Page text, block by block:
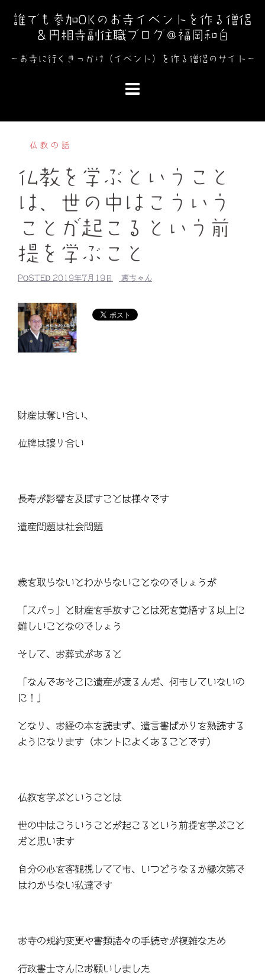
キ
誰でも参加OKのお寺イベントを作る僧侶
＆円相寺副住職ブログ＠福岡和白
～お寺に行くきっかけ（イベント）を作る僧侶のサイト～
仏教の話
仏教を学ぶということ
は、世の中はこういう
ことが起こるという前
提を学ぶこと
POSTED 2019年7月19日 裏ちゃん
財産は奪い合い、
位牌は譲り合い
長寿が影響を及ぼすことは様々です
遺産問題は社会問題
歳を取らないとわからないことなのでしょうが
「スパっ」と財産を手放すことは死を覚悟する以上に
難しいことなのでしょう
そして、お葬式があると
「なんであそこに遺産が渡るんだ、何もしていないの
に！」
となり、お経の本を読まず、遺言書ばかりを熟読する
ようになります（ホントによくあることです）
仏教を学ぶということは
世の中はこういうことが起こるという前提を学ぶこと
だと思います
自分の心を客観視してても、いつどうなるか縁次第で
はわからない私達です
お寺の規約変更や書類諸々の手続きが複雑なため
行政書士さんにお願いしました